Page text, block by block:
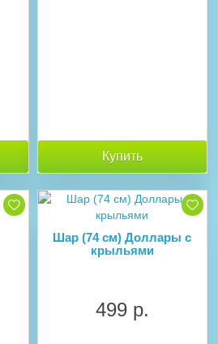
Купить
Шар (74 см) Доллары с
крыльями
499 р.